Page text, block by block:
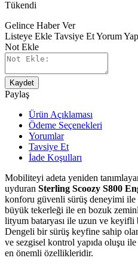
Tükendi
Gelince Haber Ver
Listeye Ekle Tavsiye EtYorum Yap
Not Ekle
Kaydet
Paylaş
Ürün Açıklaması
Ödeme Seçenekleri
Yorumlar
Tavsiye Et
İade Koşulları
Mobiliteyi adeta yeniden
uyduran Sterling Scoozy S800
konforu güvenli sürüş deneyimi
büyük tekerleği ile en bozuk
lityum bataryası ile uzun ve keyifli
Dengeli bir sürüş keyfine sahip
ve sezgisel kontrol yapıda oluşu
en önemli özellikleridir.